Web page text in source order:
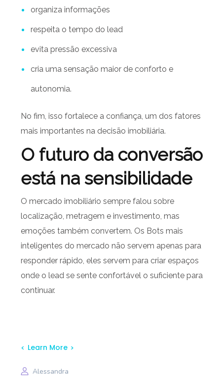
organiza informações
respeita o tempo do lead
evita pressão excessiva
cria uma sensação maior de conforto e
autonomia.
No fim, isso fortalece a confiança, um dos fatores
mais importantes na decisão imobiliária.
O futuro da conversão
está na sensibilidade
O mercado imobiliário sempre falou sobre
localização, metragem e investimento, mas
emoções também convertem. Os Bots mais
inteligentes do mercado não servem apenas para
responder rápido, eles servem para criar espaços
onde o lead se sente confortável o suficiente para
continuar.
Learn More
Alessandra